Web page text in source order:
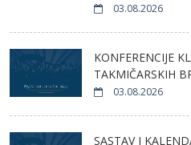
03.08.2026
KONFERENCIJE
TAKMIČARSKIH
03.08.2026
SASTAV I